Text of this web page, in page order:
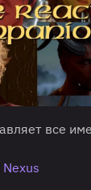
все
Nexus